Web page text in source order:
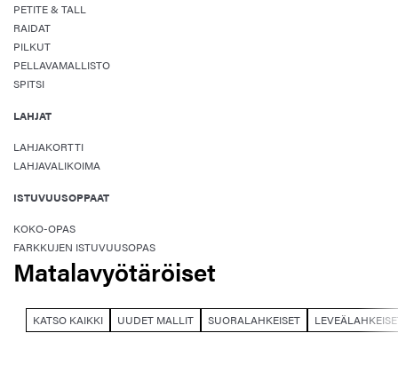
PETITE & TALL
RAIDAT
PILKUT
PELLAVAMALLISTO
SPITSI
LAHJAT
LAHJAKORTTI
LAHJAVALIKOIMA
ISTUVUUSOPPAAT
KOKO-OPAS
FARKKUJEN ISTUVUUSOPAS
Matalavyötäröiset
KATSO KAIKKI UUDET MALLIT SUORALAHKEISET